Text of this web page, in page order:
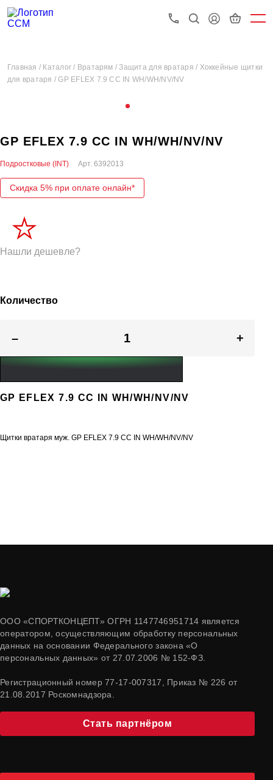
Главная / Каталог / Вратарям /Защита для вратаря / Хоккейные щитки
для вратаря /GP EFLEX 7.9 CC IN WH/WH/NV/NV
GP EFLEX 7.9 CC IN WH/WH/NV/NV
Подростковые (INT) Арт. 6392013
Скидка 5% при оплате онлайн*
Нашли дешевле?
Количество
– +
GP EFLEX 7.9 CC IN WH/WH/NV/NV
Щитки вратаря муж. GP EFLEX 7.9 CC IN WH/WH/NV/NV
ООО «СПОРТКОНЦЕПТ» ОГРН 1147746951714 является
оператором, осуществляющим обработку персональных
данных на основании Федерального закона «О
персональных данных» от 27.07.2006 № 152-ФЗ.
Регистрационный номер 77-17-007317, Приказ № 226 от
21.08.2017 Роскомнадзора.
Стать партнёром